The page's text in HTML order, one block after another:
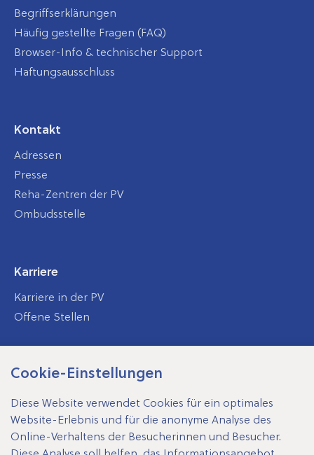
Cookie-Einstellungen
Diese Website verwendet Cookies für ein optimales
Website-Erlebnis und für die anonyme Analyse des
Online-Verhaltens der Besucherinnen und Besucher.
Begriffserklärungen
Häufig gestellte Fragen (FAQ)
Browser-Info & technischer Support
Haftungsausschluss
Kontakt
Adressen
Presse
Reha-Zentren der PV
Ombudsstelle
Karriere
Karriere in der PV
Offene Stellen
SV-Träger